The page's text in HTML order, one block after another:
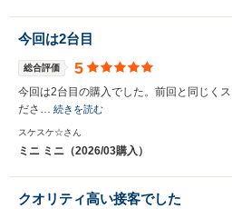
今回は2台目
総合評価 5
今回は2台目の購入でした。前回と同じく
ださ… 続きを読む
スケスケ☆さん
ミニ ミニ（2026/03購入）
クオリティ高い接客でした